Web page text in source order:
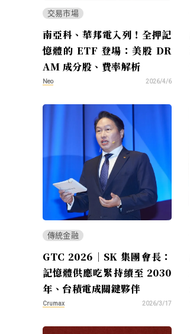
交易市場
南亞科、華邦電入列！全押記
憶體的 ETF 登場：美股 DR
AM 成分股、費率解析
Neo 2026/4/6
傳統金融
GTC 2026｜SK 集團會長：
記憶體供應吃緊持續至 2030
年、台積電成關鍵夥伴
Crumax 2026/3/17